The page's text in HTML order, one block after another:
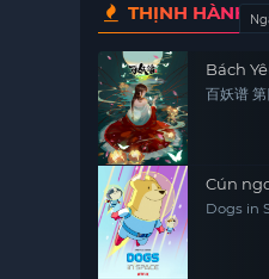
THỊNH HÀNH
Bách
百妖谱
Cún
Dogs in